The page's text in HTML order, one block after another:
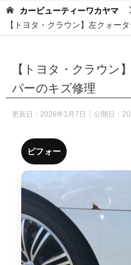
カービューティーワカヤマ
【トヨタ・クラウン】左クォー
【トヨタ・クラウン
パーのキズ修理
更新日： 2026年1月7日 公開日：
ビフォー